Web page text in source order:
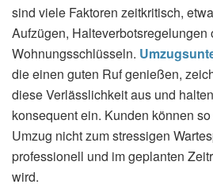
sind viele Faktoren zeitkritisch,
Aufzügen, Halteverbotsregelungen
Wohnungsschlüsseln.
die einen guten Ruf genießen,
diese Verlässlichkeit aus und
konsequent ein. Kunden können
Umzug nicht zum stressigen
professionell und im geplanten
wird.